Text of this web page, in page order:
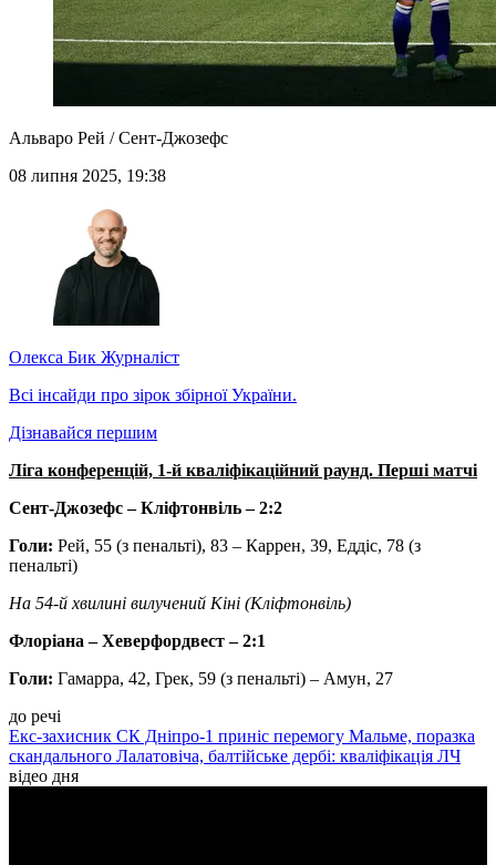
Альваро Рей / Сент-Джозефс
08 липня 2025, 19:38
Олекса Бик Журналіст
Всі інсайди про зірок збірної України.
Дізнавайся першим
Ліга конференцій, 1-й кваліфікаційний раунд. Перші матчі
Сент-Джозефс – Кліфтонвіль – 2:2
Голи: Рей, 55 (з пенальті), 83 – Каррен, 39, Еддіс, 78 (з
пенальті)
На 54-й хвилині вилучений Кіні (Кліфтонвіль)
Флоріана – Хеверфордвест– 2:1
Голи: Гамарра, 42, Грек, 59 (з пенальті) – Амун, 27
до речі
Екс-захисник СК Дніпро-1 приніс перемогу Мальме, поразка
скандального Лалатовіча, балтійське дербі: кваліфікація ЛЧ
відео дня